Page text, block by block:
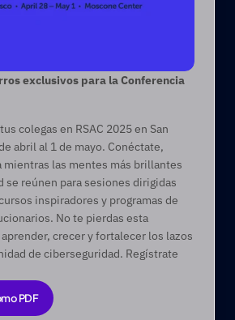
exclusivos para la Conferencia
colegas en RSAC 2025 en San
abril al 1 de mayo. Conéctate,
mientras las mentes más brillantes
se reúnen para sesiones dirigidas
inspiradores y programas de
No te pierdas esta
crecer y fortalecer los lazos
de ciberseguridad. Regístrate
PDF
PDF